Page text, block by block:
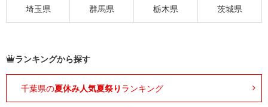
埼玉県 群馬県 栃木県 茨城県
ランキングから探す
千葉県の夏休み人気夏祭り ランキング